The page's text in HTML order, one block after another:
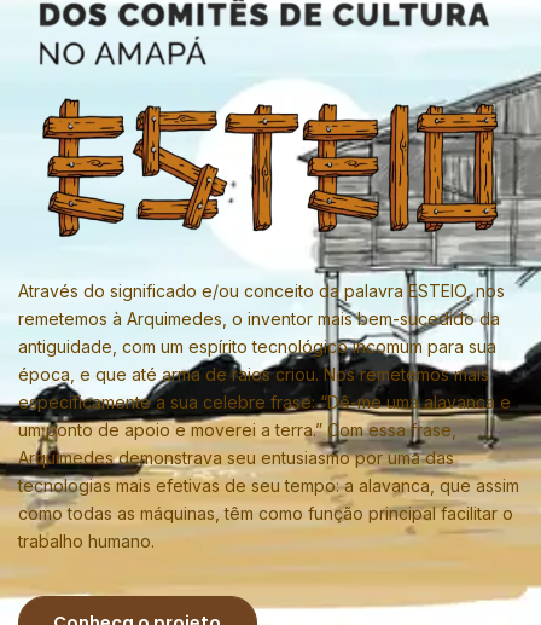
Através do significado e/ou conceito da palavra ESTEIO, nos
remetemos à Arquimedes, o inventor mais bem-sucedido da
antiguidade, com um espírito tecnológico incomum para sua
época, e que até arma de raios criou. Nos remetemos mais
especificamente a sua celebre frase: “Dê-me uma alavanca e
um ponto de apoio e moverei a terra.” Com essa frase,
Arquimedes demonstrava seu entusiasmo por uma das
tecnologias mais efetivas de seu tempo: a alavanca, que assim
como todas as máquinas, têm como função principal facilitar o
trabalho humano.